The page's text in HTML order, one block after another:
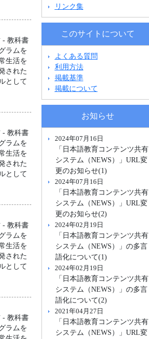
- 教科書
ラムを
生活を
された
として
- 教科書
ラムを
生活を
された
として
- 教科書
ラムを
生活を
された
として
- 教科書
ラムを
リンク集
このサイトについて
よくある質問
利用方法
掲載基準
掲載について
お知らせ
2024年07月16日
「日本語教育コンテンツ共有
システム（NEWS）」URL変
更のお知らせ(1)
2024年07月16日
「日本語教育コンテンツ共有
システム（NEWS）」URL変
更のお知らせ(2)
2024年02月19日
「日本語教育コンテンツ共有
システム（NEWS）」の多言
語化について(1)
2024年02月19日
「日本語教育コンテンツ共有
システム（NEWS）」の多言
語化について(2)
2021年04月27日
「日本語教育コンテンツ共有
システム（NEWS）」URL変